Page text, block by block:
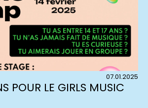
07.01.2025
POUR LE GIRLS MUSIC